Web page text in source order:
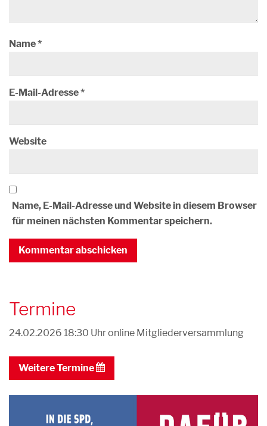
Name*
E-Mail-Adresse*
Website
Name, E-Mail-Adresse und Website in diesem Browser
für meinen nächsten Kommentar speichern.
Termine
24.02.2026 18:30 Uhronline Mitgliederversammlung
Weitere Termine